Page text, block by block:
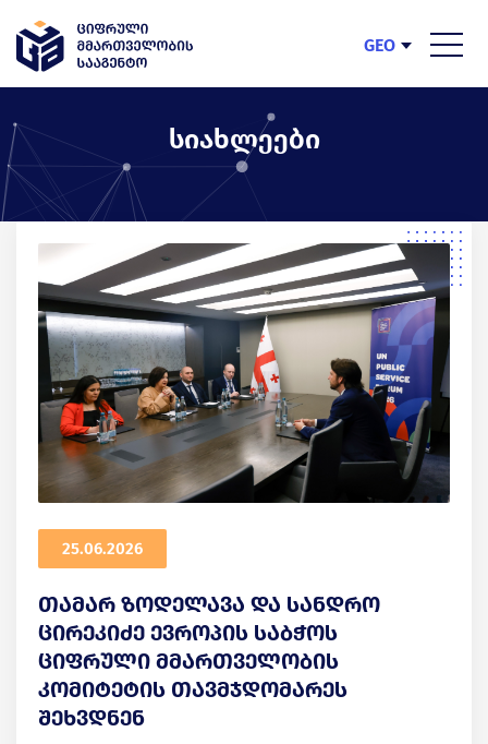
GEO
ENG
სიახლეები
25.06.2026
თამარ ზოდელავა და სანდრო
ცირეკიძე ევროპის საბჭოს
ციფრული მმართველობის
კომიტეტის თავმჯდომარეს
შეხვდნენ